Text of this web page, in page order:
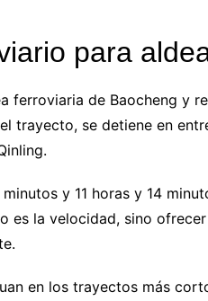
para
ferroviaria de Baocheng y
trayecto, se detiene en
y 11 horas y 14
es la velocidad, sino
en los trayectos más